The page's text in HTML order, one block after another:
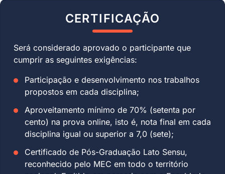
CERTIFICAÇÃO
Será considerado aprovado o participante que
cumprir as seguintes exigências:
Participação e desenvolvimento nos trabalhos
propostos em cada disciplina;
Aproveitamento mínimo de 70% (setenta por
cento) na prova online, isto é, nota final em cada
disciplina igual ou superior a 7,0 (sete);
Certificado de Pós-Graduação Lato Sensu,
reconhecido pelo MEC em todo o território